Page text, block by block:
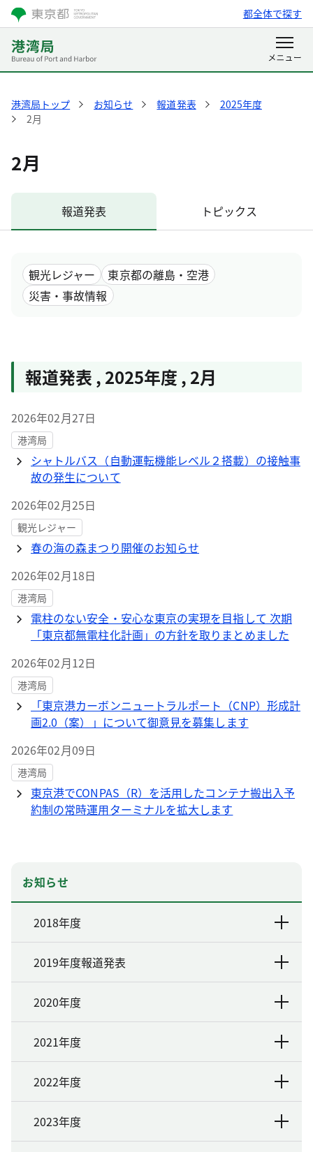
都全体で探す
港湾局トップ お知らせ 報道発表
2025年度
2月
2月
報道発表 トピックス
観光レジャー
東京都の離島・空港
災害・事故情報
報道発表 , 2025年度 , 2月
2026年02月27日
港湾局
シャトルバス（自動運転機能レベル２搭載）の接触事
故の発生について
2026年02月25日
観光レジャー
春の海の森まつり開催のお知らせ
2026年02月18日
港湾局
電柱のない安全・安心な東京の実現を目指して 次期
「東京都無電柱化計画」の方針を取りまとめました
2026年02月12日
港湾局
「東京港カーボンニュートラルポート（CNP）形成計
画2.0（案）」について御意見を募集します
2026年02月09日
港湾局
東京港でCONPAS（R）を活用したコンテナ搬出入予
約制の常時運用ターミナルを拡大します
お知らせ
2018年度
2019年度報道発表
2020年度
2021年度
2022年度
2023年度